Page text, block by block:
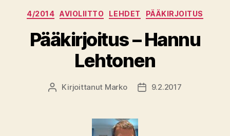
Kategoriat
4/2014 AVIOLIITTO LEHDET PÄÄKIRJOITUS
Pääkirjoitus – Hannu
Lehtonen
Kirjoittaja
Kirjoittanut Marko Julkaisupäivämäärä
9.2.2017